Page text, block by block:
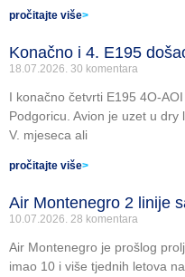
pročitajte više>
Konačno i 4. E195
18.07.2026. 30 komentara
I konačno četvrti E195 4O-
Podgoricu. Avion je uzet u
V. mjeseca ali
pročitajte više>
Air Montenegro 2 linije
10.07.2026. 28 komentara
Air Montenegro je prošlog
imao 10 i više tjednih letova